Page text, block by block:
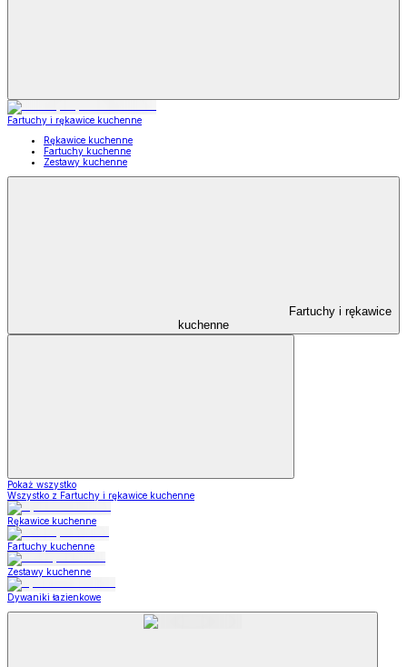
Fartuchy i rękawice kuchenne
Rękawice kuchenne
Fartuchy kuchenne
Zestawy kuchenne
Fartuchy i rękawice
kuchenne
Pokaż wszystko
Wszystko z Fartuchy i rękawice kuchenne
Rękawice kuchenne
Fartuchy kuchenne
Zestawy kuchenne
Dywaniki łazienkowe